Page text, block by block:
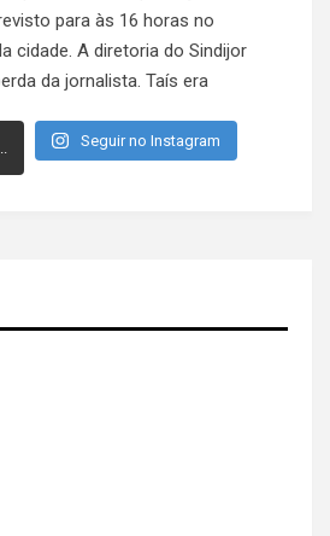
Seguir no Instagram